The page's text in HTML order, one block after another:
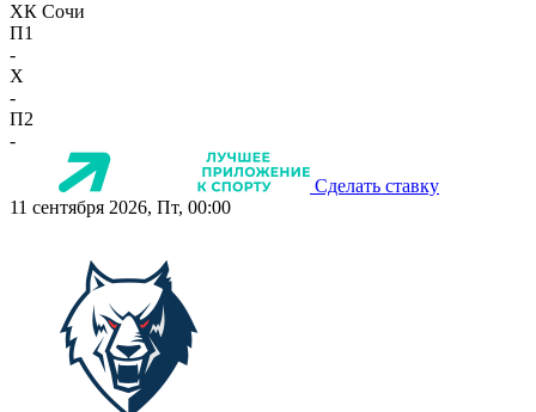
ХК Сочи
П1
-
X
-
П2
-
Сделать ставку
11 сентября 2026, Пт, 00:00